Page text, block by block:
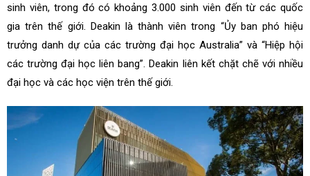
sinh viên, trong đó có khoảng 3.000 sinh viên đến từ các quốc
gia trên thế giới. Deakin là thành viên trong “Ủy ban phó hiệu
trưởng danh dự của các trường đại học Australia” và “Hiệp hội
các trường đại học liên bang”. Deakin liên kết chặt chẽ với nhiều
đại học và các học viện trên thế giới.